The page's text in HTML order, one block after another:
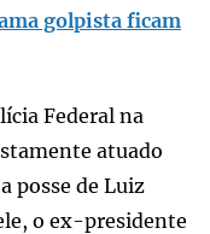
golpista ficam
Federal na
atuado
posse de Luiz
o ex-presidente